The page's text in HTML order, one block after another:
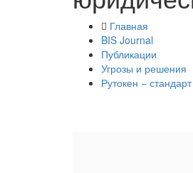
Главная
BIS Journal
Публикации
Угрозы и решения
Рутокен −